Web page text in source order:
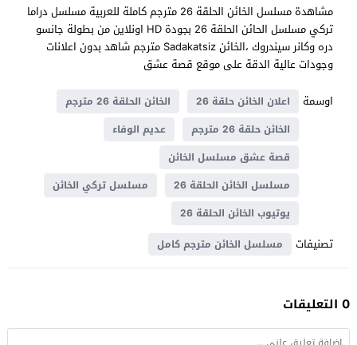
مشاهدة مسلسل الخائن الحلقة 26 مترجم كاملة للعربية مسلسل دراما
تركي مسلسل الحائن الحلقة 26 بجودة HD اونلاين من بطولة جانسو
دره وكانر سيندروك ،الخائن Sadakatsiz مترجم شاهد بدون اعلانات
وجودات عالية الدقة على موقع قصة عشق
اوسمة
اعلان الخائن حلقة 26
الخائن الحلقة 26 مترجم
الخائن حلقة 26 مترجم
عديم الوفاء
قصة عشق مسلسل الخائن
مسلسل الخائن الحلقة 26
مسلسل تركي الخائن
يوتيوب الخائن الحلقة 26
تصنيفات مسلسل الخائن مترجم كامل
0 التعليقات